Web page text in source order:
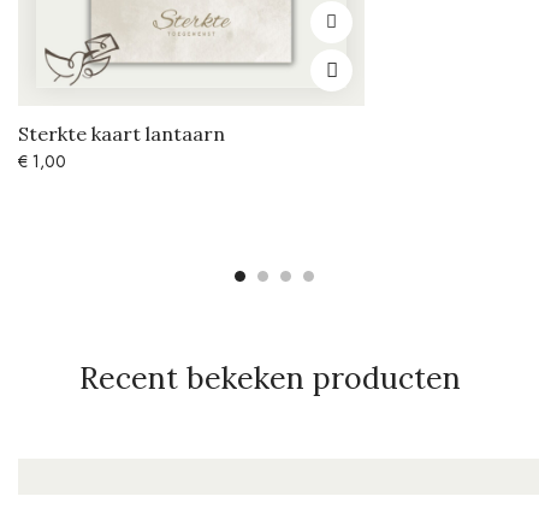
Sterkte kaart lantaarn
€ 1,00
Recent bekeken producten